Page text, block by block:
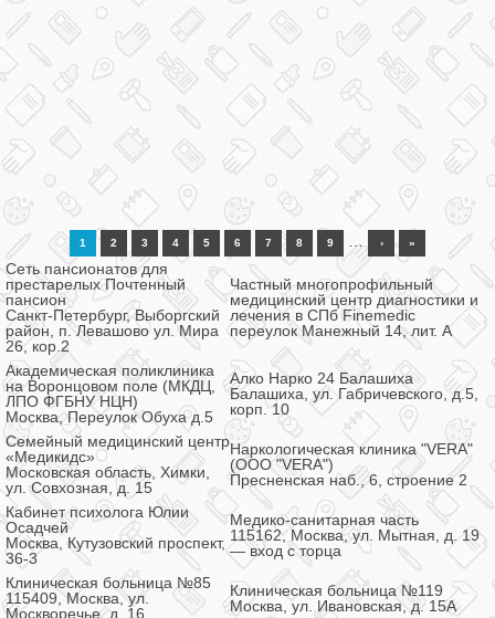
1 2 3 4 5 6 7 8 9 … › »
Сеть пансионатов для
престарелых Почтенный
пансион
Санкт-Петербург, Выборгский
район, п. Левашово ул. Мира
26, кор.2
Частный многопрофильный
медицинский центр диагностики и
лечения в СПб Finemedic
переулок Манежный 14, лит. А
Академическая поликлиника
на Воронцовом поле (МКДЦ,
ЛПО ФГБНУ НЦН)
Москва, Переулок Обуха д.5
Алко Нарко 24 Балашиха
Балашиха, ул. Габричевского, д.5,
корп. 10
Семейный медицинский центр
«Медикидс»
Московская область, Химки,
ул. Совхозная, д. 15
Наркологическая клиника "VERA"
(ООО "VERA")
Пресненская наб., 6, строение 2
Кабинет психолога Юлии
Осадчей
Москва, Кутузовский проспект,
36-3
Медико-санитарная часть
115162, Москва, ул. Мытная, д. 19
— вход с торца
Клиническая больница №85
115409, Москва, ул.
Москворечье, д. 16
Клиническая больница №119
Москва, ул. Ивановская, д. 15А